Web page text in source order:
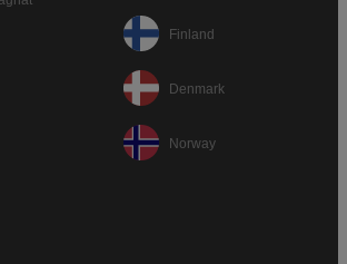
Finland
Denmark
Norway